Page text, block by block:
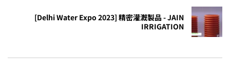
[Delhi Water Expo 2023] 精密灌漑製品 - JAIN
IRRIGATION